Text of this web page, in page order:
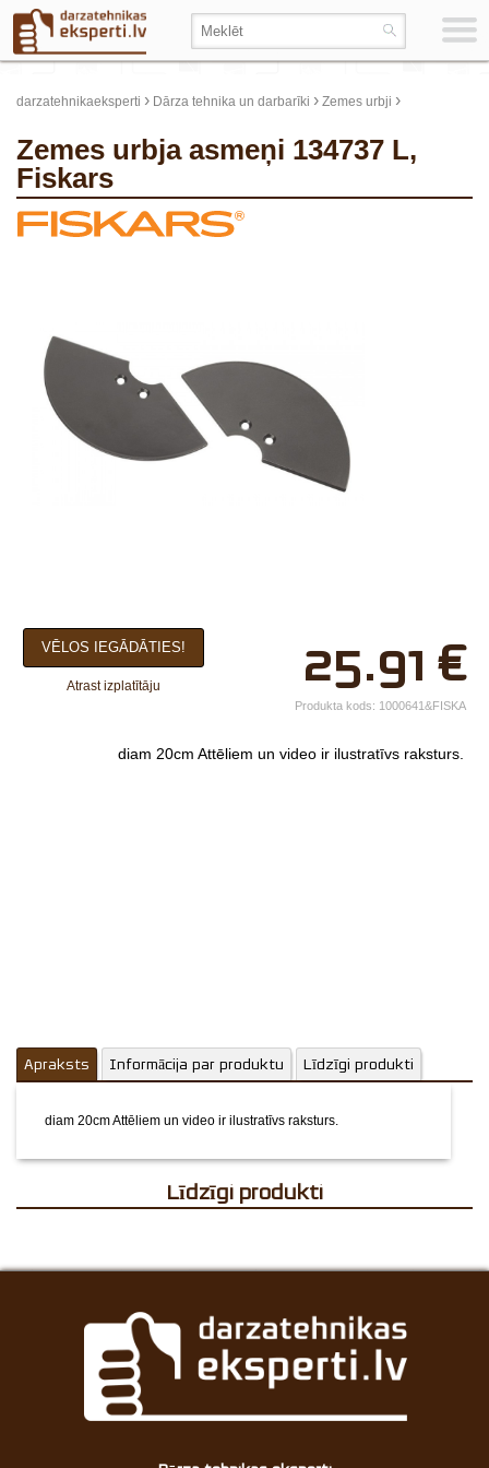
darzatehnikaeksperti › Dārza tehnika un darbarīki › Zemes urbji ›
Zemes urbja asmeņi 134737 L,
Fiskars
×
Jūsu vārds*
Uzņēmuma
25.91 €
VĒLOS IEGĀDĀTIES!
Atrast izplatītāju
Produkta kods: 1000641&FISKA
diam 20cm Attēliem un video ir ilustratīvs raksturs.
Apraksts Informācija par produktu Līdzīgi produkti
diam 20cmAttēliem un video ir ilustratīvs raksturs.
Līdzīgi produkti